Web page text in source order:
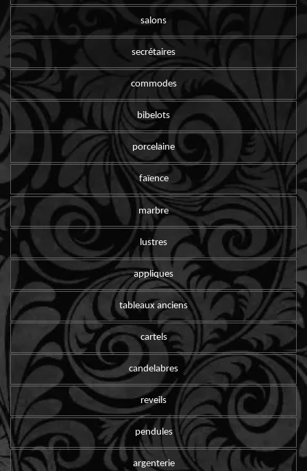
salons
secrétaires
commodes
bibelots
porcelaine
faïence
marbre
lustres
appliques
tableaux anciens
cartels
candelabres
reveils
pendules
argenterie